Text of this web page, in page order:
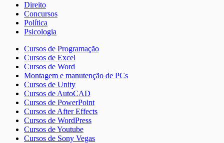
Direito
Concursos
Política
Psicologia
Cursos de Programação
Cursos de Excel
Cursos de Word
Montagem e manutenção de PCs
Cursos de Unity
Cursos de AutoCAD
Cursos de PowerPoint
Cursos de After Effects
Cursos de WordPress
Cursos de Youtube
Cursos de Sony Vegas